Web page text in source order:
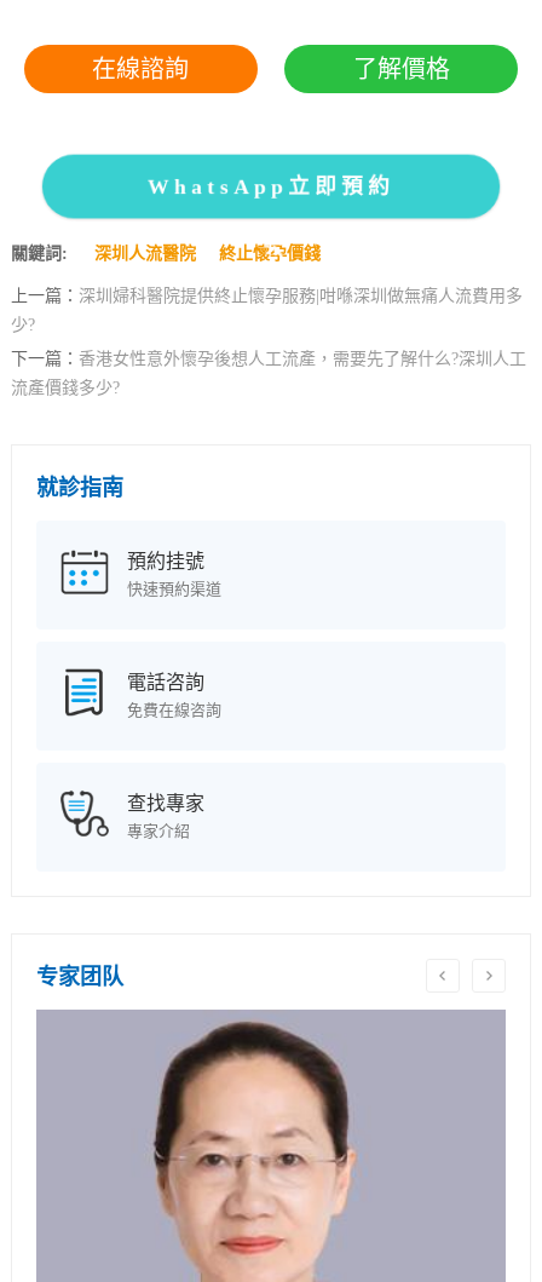
在線諮詢 了解價格
WhatsApp立即預約
關鍵詞: 深圳人流醫院 終止懷孕價錢
上一篇： 深圳婦科醫院提供終止懷孕服務|咁喺深圳做無痛人流費用多
少?
下一篇： 香港女性意外懷孕後想人工流產，需要先了解什么?深圳人工
流產價錢多少?
就診指南
預約挂號
快速預約渠道
電話咨詢
免費在線咨詢
查找專家
專家介紹
专家团队